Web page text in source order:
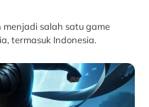
menjadi salah satu game
termasuk Indonesia.